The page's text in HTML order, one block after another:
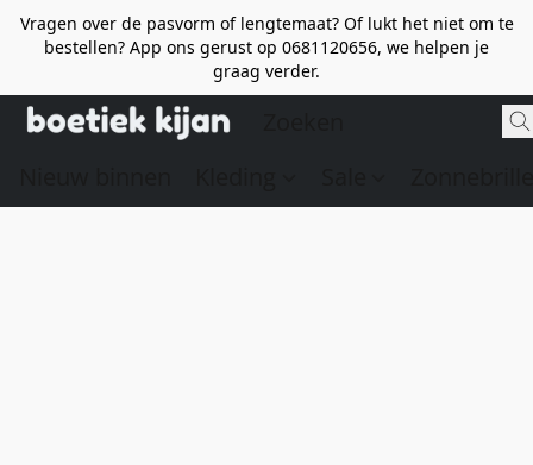
Vragen over de pasvorm of lengtemaat? Of lukt het niet om te
bestellen? App ons gerust op 0681120656, we helpen je
graag verder.